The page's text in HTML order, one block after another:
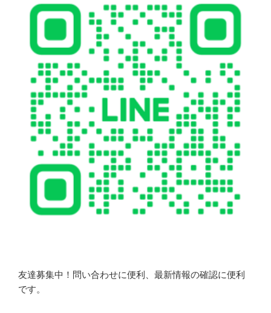
友達募集中！問い合わせに便利、最新情報の確認に便利
です。